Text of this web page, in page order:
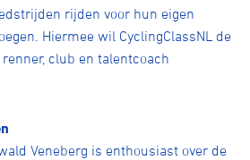
rijden voor hun eigen
Hiermee wil CyclingClassNL de
club en talentcoach
Veneberg is enthousiast over de